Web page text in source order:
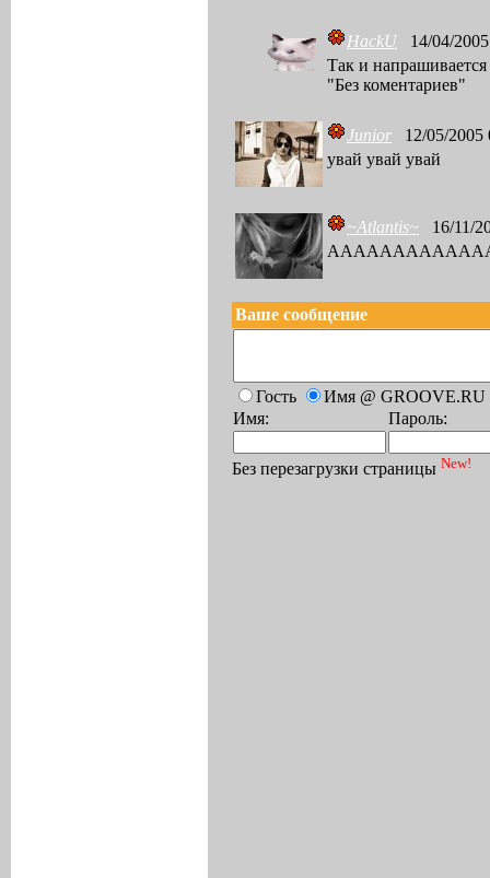
HackU 14/04/
Так и напрашивается
"Без коментариев"
Junior 12/05/2005
увай увай увай
~Atlantis~ 16/11/
Ваше сообщение
Гость
Имя @ GROOVE.RU
Имя:
Пароль:
Без перезагрузки страницы New!